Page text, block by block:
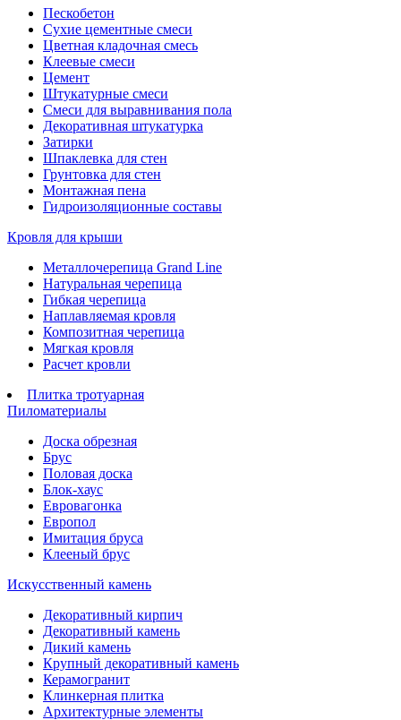
Пескобетон
Сухие цементные смеси
Цветная кладочная смесь
Клеевые смеси
Цемент
Штукатурные смеси
Смеси для выравнивания пола
Декоративная штукатурка
Затирки
Шпаклевка для стен
Грунтовка для стен
Монтажная пена
Гидроизоляционные составы
Кровля для крыши
Металлочерепица Grand Line
Натуральная черепица
Гибкая черепица
Наплавляемая кровля
Композитная черепица
Мягкая кровля
Расчет кровли
Плитка тротуарная
Пиломатериалы
Доска обрезная
Брус
Половая доска
Блок-хаус
Евровагонка
Европол
Имитация бруса
Клееный брус
Искусственный камень
Декоративный кирпич
Декоративный камень
Дикий камень
Крупный декоративный камень
Керамогранит
Клинкерная плитка
Архитектурные элементы